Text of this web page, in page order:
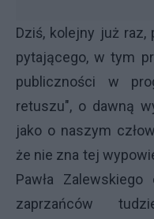
Dziś, kolejny już raz,
pytającego, w tym
publiczności w
retuszu", o dawną
jako o naszym
że nie zna tej
Pawła Zalewskiego
zaprzańców